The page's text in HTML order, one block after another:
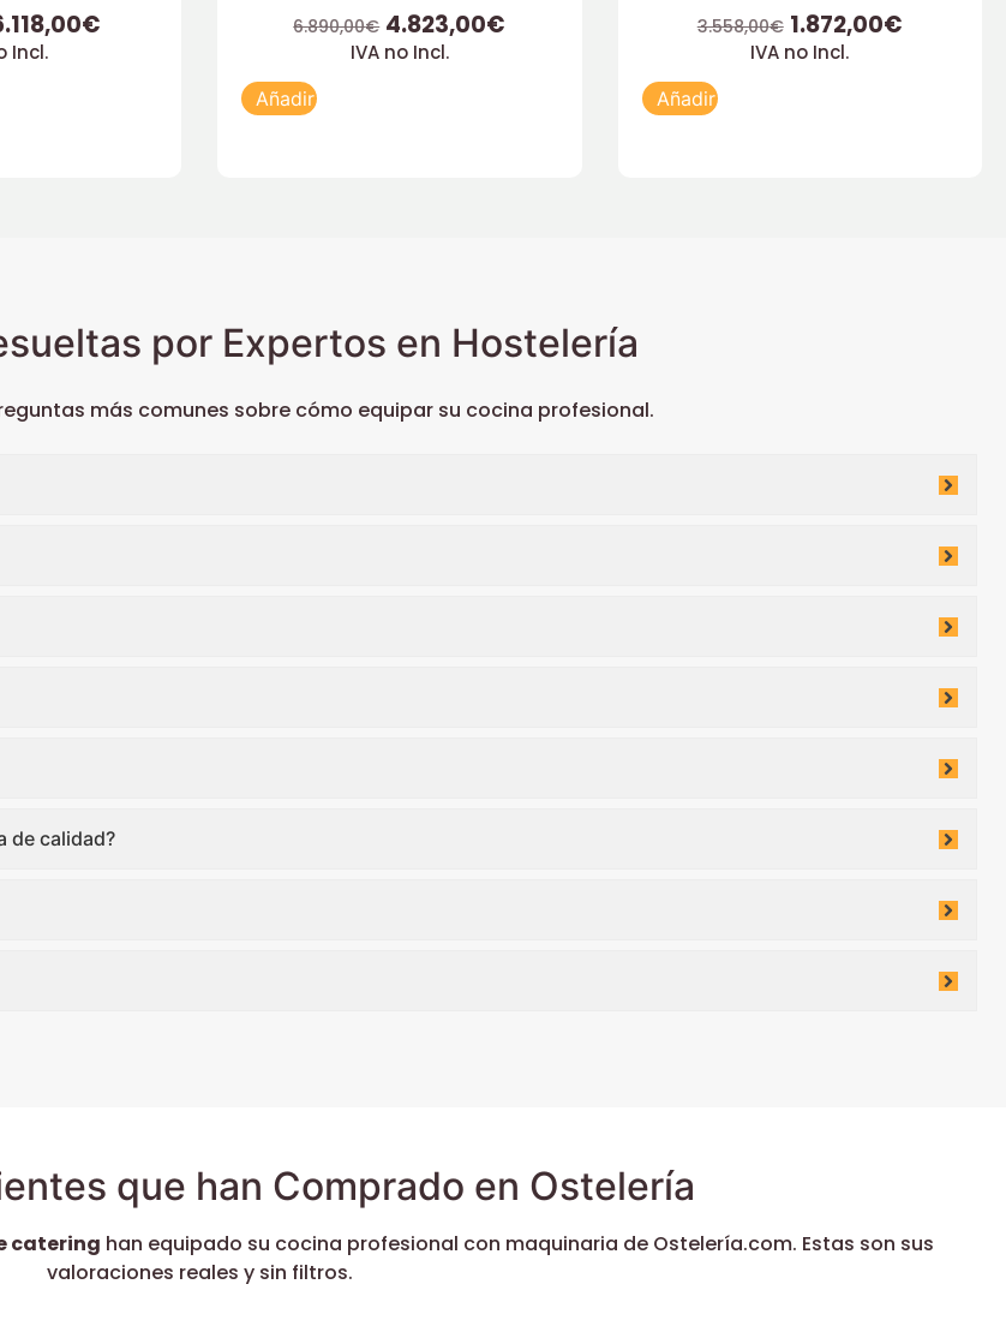
€
Incl.
6.890,00€ 4.823,00€
IVA no Incl.
Añadir
3.558,00€ 1.872,00€
IVA no Incl.
Añadir
por Expertos en Hostelería
más comunes sobre cómo equipar su cocina profesional.
de calidad?
que han Comprado en Ostelería
catering han equipado su cocina profesional con maquinaria de Ostelería.com. Estas son sus
valoraciones reales y sin filtros.